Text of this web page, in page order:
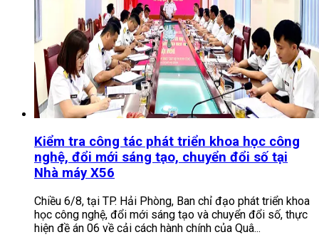
Kiểm tra công tác phát triển khoa học công
nghệ, đổi mới sáng tạo, chuyển đổi số tại
Nhà máy X56
Chiều 6/8, tại TP. Hải Phòng, Ban chỉ đạo phát triển khoa
học công nghệ, đổi mới sáng tạo và chuyển đổi số, thực
hiện đề án 06 về cải cách hành chính của Quâ...